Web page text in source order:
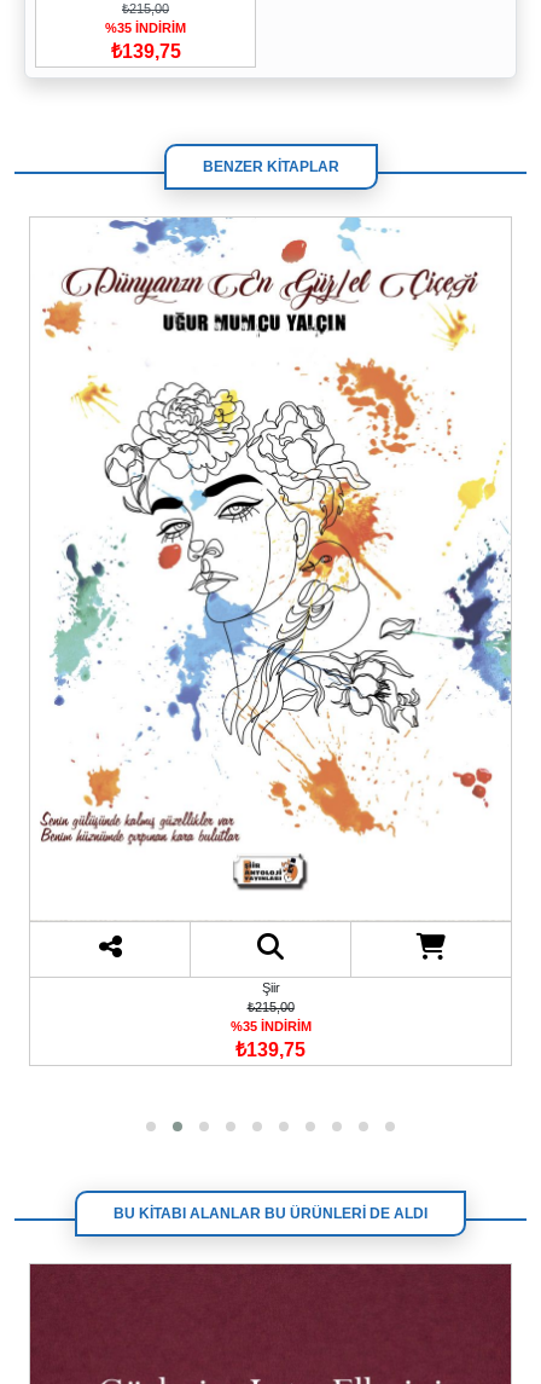
₺215,00
%35 İNDİRİM
₺139,75
BENZER KİTAPLAR
Şiir
₺215,00
%35 İNDİRİM
₺139,75
BU KİTABI ALANLAR BU ÜRÜNLERİ DE ALDI